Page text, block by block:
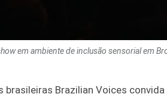
em ambiente de inclusão sensorial em
brasileiras Brazilian Voices